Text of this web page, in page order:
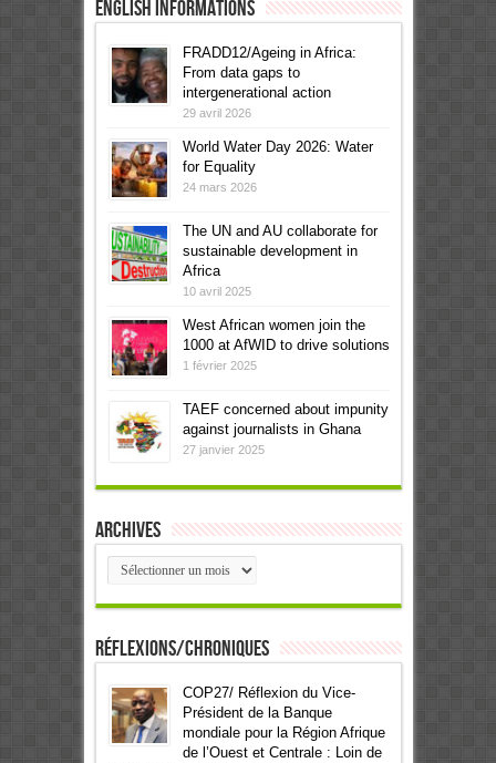
English informations
FRADD12/Ageing in Africa:
From data gaps to
intergenerational action
29 avril 2026
World Water Day 2026: Water
for Equality
24 mars 2026
The UN and AU collaborate for
sustainable development in
Africa
10 avril 2025
West African women join the
1000 at AfWID to drive solutions
1 février 2025
TAEF concerned about impunity
against journalists in Ghana
27 janvier 2025
Archives
Archives
Réflexions/Chroniques
COP27/ Réflexion du Vice-
Président de la Banque
mondiale pour la Région Afrique
de l’Ouest et Centrale : Loin de